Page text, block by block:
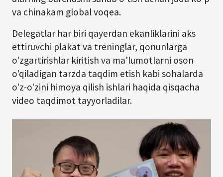
va chinakam global voqea.
Delegatlar har biri qayerdan ekanliklarini aks
ettiruvchi plakat va treninglar, qonunlarga
o'zgartirishlar kiritish va ma'lumotlarni oson
o'qiladigan tarzda taqdim etish kabi sohalarda
o'z-o'zini himoya qilish ishlari haqida qisqacha
video taqdimot tayyorladilar.